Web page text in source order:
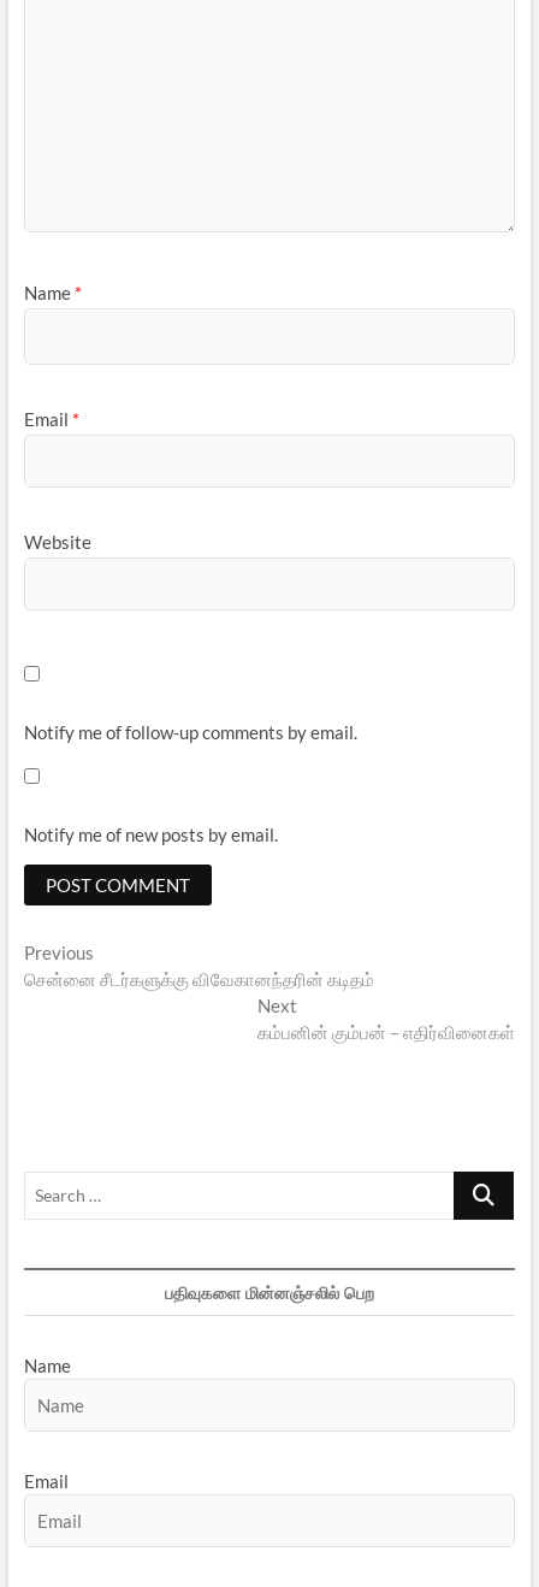
Name *
Email *
Website
Notify me of follow-up comments by email.
Notify me of new posts by email.
Post
navigation
PreviousPrevious
post:
சென்னை சீடர்களுக்கு விவேகானந்தரின் கடிதம்
Next
post:
கம்பனின் கும்பன் – எதிர்வினைகள்
Search
பதிவுகளை மின்னஞ்சலில் பெற
Name
Email